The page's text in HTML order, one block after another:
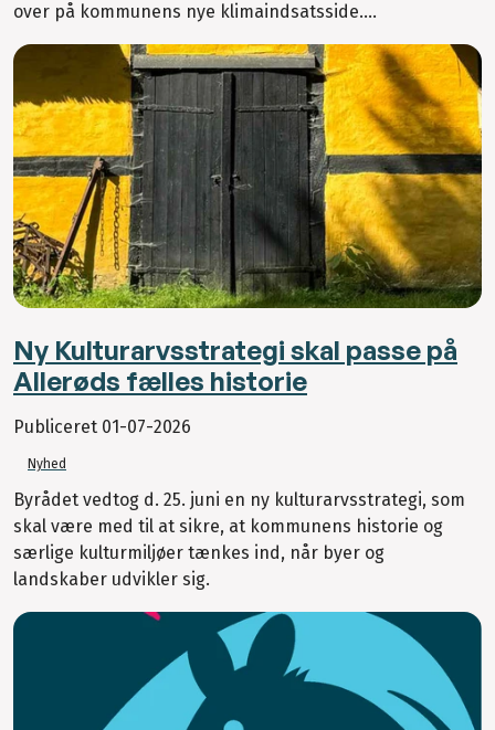
over på kommunens nye klimaindsatsside....
Ny Kulturarvsstrategi skal passe på
Allerøds fælles historie
Publiceret 01-07-2026
Nyhed
Byrådet vedtog d. 25. juni en ny kulturarvsstrategi, som
skal være med til at sikre, at kommunens historie og
særlige kulturmiljøer tænkes ind, når byer og
landskaber udvikler sig.